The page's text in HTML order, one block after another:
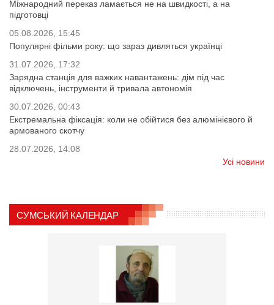
Міжнародний переказ ламається не на швидкості, а на
підготовці
05.08.2026, 15:45
Популярні фільми року: що зараз дивляться українці
31.07.2026, 17:32
Зарядна станція для важких навантажень: дім під час
відключень, інструменти й тривала автономія
30.07.2026, 00:43
Екстремальна фіксація: коли не обійтися без алюмінієвого й
армованого скотчу
28.07.2026, 14:08
Усі новини
СУМСЬКИЙ КАЛЕНДАР